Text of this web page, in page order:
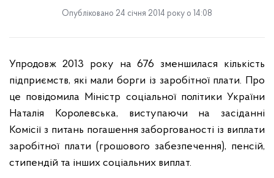
Опубліковано 24 січня 2014 року о 14:08
Упродовж 2013 року на 676 зменшилася кількість
підприємств, які мали борги із заробітної плати. Про
це повідомила Міністр соціальної політики України
Наталія Королевська, виступаючи на засіданні
Комісії з питань погашення заборгованості із виплати
заробітної плати (грошового забезпечення), пенсій,
стипендій та інших соціальних виплат.